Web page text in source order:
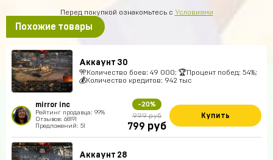
Перед покупкой ознакомьтесь с Условиями
Похожие товары
Аккаунт 30
🎌Количество боев: 49 000; 🏆Процент побед: 54%;
💰Количество кредитов: 942 тыс
mirror inc
Рейтинг продавца: 99%
Отзывов: 68191
Предложений: 51
-20%
999 руб
799 руб
Купить
Аккаунт 28